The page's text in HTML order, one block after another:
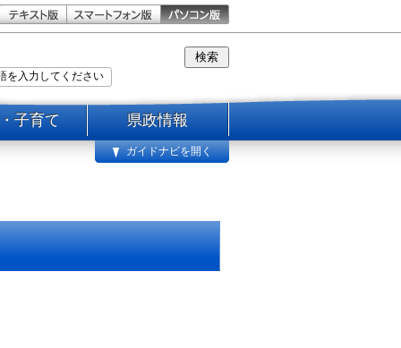
子育て 県政情報
ガイドナビを開く